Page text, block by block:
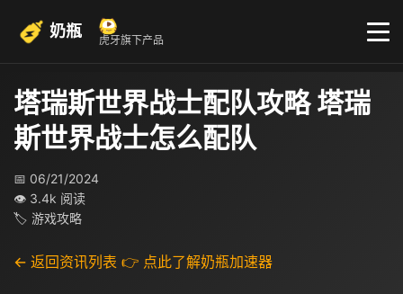
奶瓶 虎牙旗下产品
塔瑞斯世界战士配队攻略 塔瑞
斯世界战士怎么配队
📅 06/21/2024
👁 3.4k 阅读
🏷 游戏攻略
← 返回资讯列表 👉 点此了解奶瓶加速器